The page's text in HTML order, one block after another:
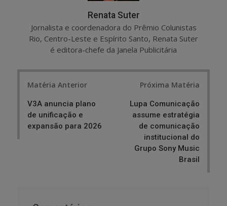
Renata Suter
Jornalista e coordenadora do Prêmio Colunistas
Rio, Centro-Leste e Espírito Santo, Renata Suter
é editora-chefe da Janela Publicitária
Matéria Anterior
V3A anuncia plano
de unificação e
expansão para 2026
Próxima Matéria
Lupa Comunicação
assume estratégia
de comunicação
institucional do
Grupo Sony Music
Brasil